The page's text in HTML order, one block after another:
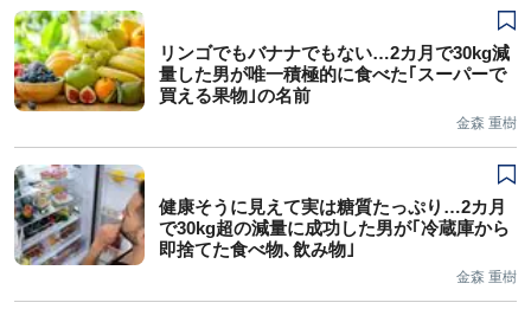
リンゴでもバナナでもない…2カ月で30kg減
量した男が唯一積極的に食べた｢スーパーで
買える果物｣の名前
金森 重樹
健康そうに見えて実は糖質たっぷり…2カ月
で30kg超の減量に成功した男が｢冷蔵庫から
即捨てた食べ物､飲み物｣
金森 重樹